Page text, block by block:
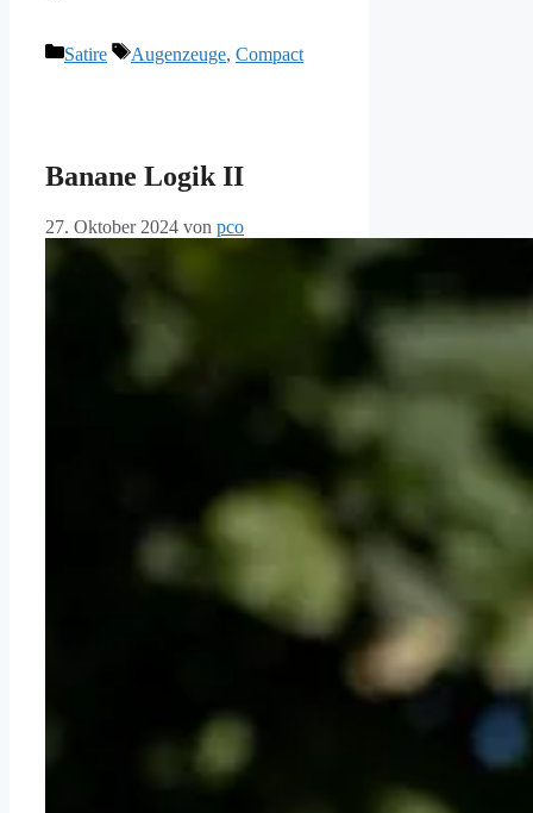
Kategorien
Satire Schlagwörter
Augenzeuge, Compact
Banane Logik II
27. Oktober 2024 von pco